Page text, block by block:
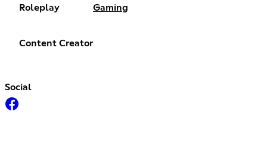
Roleplay Gaming
Content Creator
Social